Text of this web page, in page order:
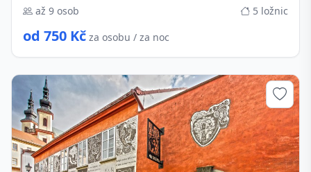
až 9 osob
5 ložnic
od 750 Kč za osobu / za noc